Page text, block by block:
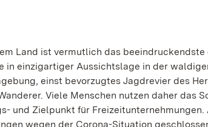
Land ist vermutlich das
in einzigartiger Aussichtslage in der
einst bevorzugtes Jagdrevier des
Viele Menschen nutzen daher das
und Zielpunkt für
wegen der Corona-Situation